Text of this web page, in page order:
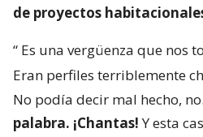
de proyectos
“ Es una vergüenza que nos
Eran perfiles terriblemente
No podía decir mal hecho, no.
palabra. ¡Chantas!Y esta